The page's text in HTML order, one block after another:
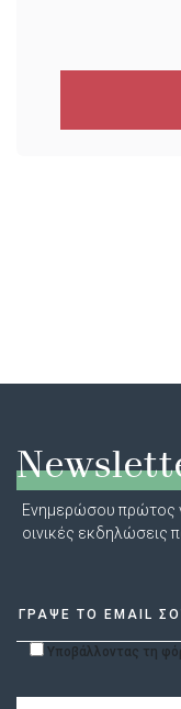
Ενημερώσου πρώτος
οινικές εκδηλώσεις
Υποβάλλοντας τη